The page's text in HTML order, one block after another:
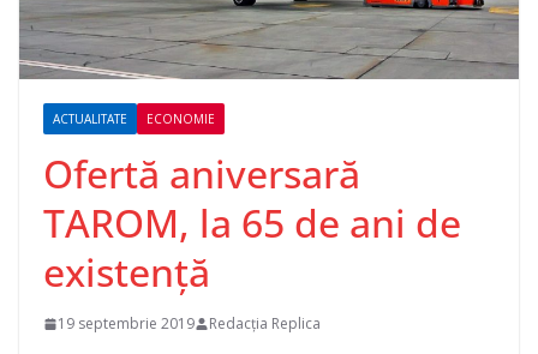
ACTUALITATE ECONOMIE
Ofertă aniversară
TAROM, la 65 de ani de
existenţă
19 septembrie 2019 Redacția Replica